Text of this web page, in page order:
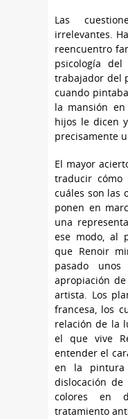
Las
irrelevantes.
reencuentro
psicología
trabajador del
cuando
la mansión
hijos le dicen
precisamente
El mayor
traducir
cuáles son las
ponen en
una
ese modo, al
que Renoir
pasado
apropiación
artista. Los
francesa, los
relación de la
el que vive
entender el
en la pintura
dislocación
colores en
tratamiento